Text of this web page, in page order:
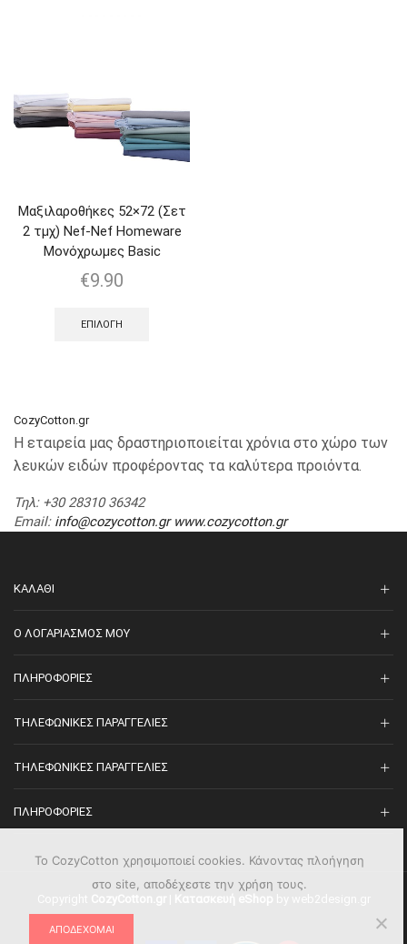
Μαξιλαροθήκες 52×72 (Σετ
2 τμχ) Nef-Nef Homeware
Μονόχρωμες Basic
€9.90
ΕΠΙΛΟΓΉ
CozyCotton.gr
Η εταιρεία μας δραστηριοποιείται χρόνια στο χώρο των
λευκών ειδών προφέροντας τα καλύτερα προιόντα.
Τηλ: +30 28310 36342
Email: info@cozycotton.gr www.cozycotton.gr
ΚΑΛΆΘΙ
O ΛΟΓΑΡΙΑΣΜΌΣ ΜΟΥ
ΠΛΗΡΟΦΟΡΊΕΣ
ΤΗΛΕΦΩΝΙΚΈΣ ΠΑΡΑΓΓΕΛΊΕΣ
ΤΗΛΕΦΩΝΙΚΈΣ ΠΑΡΑΓΓΕΛΊΕΣ
ΠΛΗΡΟΦΟΡΊΕΣ
Το CozyCotton χρησιμοποιεί cookies. Κάνοντας πλοήγηση
στο site, αποδέχεστε την χρήση τους.
ΑΠΟΔΈΧΟΜΑΙ